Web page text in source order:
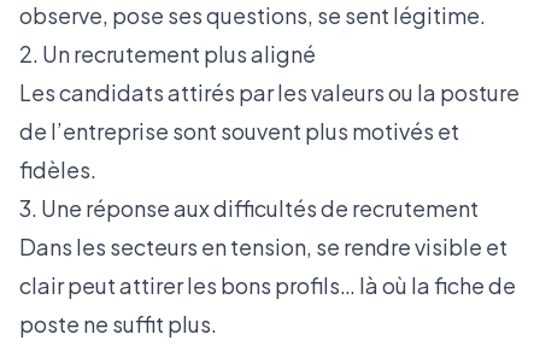
observe, pose ses questions, se sent légitime.
2. Un recrutement plus aligné
Les candidats attirés par les valeurs ou la posture
de l’entreprise sont souvent plus motivés et
fidèles.
3. Une réponse aux difficultés de recrutement
Dans les secteurs en tension, se rendre visible et
clair peut attirer les bons profils… là où la fiche de
poste ne suffit plus.